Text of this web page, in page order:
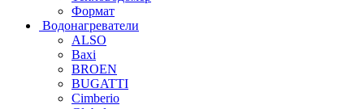
Формат
Водонагреватели
ALSO
Baxi
BROEN
BUGATTI
Cimberio